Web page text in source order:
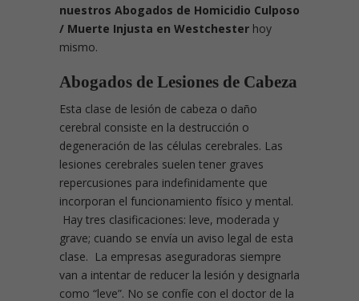
nuestros Abogados de Homicidio Culposo
/ Muerte Injusta en Westchester hoy
mismo.
Abogados de Lesiones de Cabeza
Esta clase de lesión de cabeza o daño
cerebral consiste en la destrucción o
degeneración de las células cerebrales. Las
lesiones cerebrales suelen tener graves
repercusiones para indefinidamente que
incorporan el funcionamiento físico y mental.
Hay tres clasificaciones: leve, moderada y
grave; cuando se envía un aviso legal de esta
clase. La empresas aseguradoras siempre
van a intentar de reducer la lesión y designarla
como “leve”. No se confíe con el doctor de la